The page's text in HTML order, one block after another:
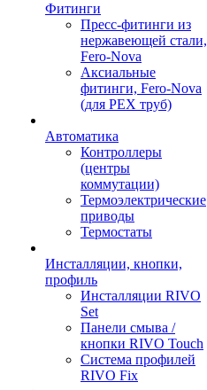
Фитинги
Пресс-фитинги из
нержавеющей стали,
Fero-Nova
Аксиальные
фитинги, Fero-Nova
(для PEX труб)
Автоматика
Контроллеры
(центры
коммутации)
Термоэлектрические
приводы
Термостаты
Инсталляции, кнопки,
профиль
Инсталляции RIVO
Set
Панели смыва /
кнопки RIVO Touch
Система профилей
RIVO Fix